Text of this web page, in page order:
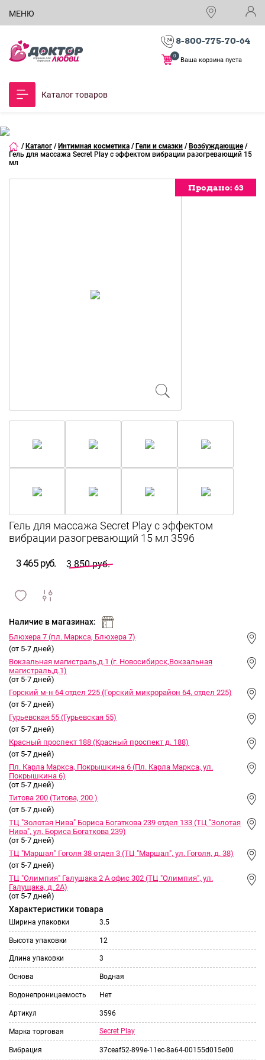
МЕНЮ
8-800-775-70-64
Ваша корзина пуста
0
Каталог товаров
/ Каталог / Интимная косметика / Гели и смазки / Возбуждающие /
Гель для массажа Secret Play с эффектом вибрации разогревающий 15
мл
Продано: 63
Продано: 63
Продано: 63
Продано: 63
Продано: 63
Продано: 63
Продано: 63
Продано: 63
3 465 руб. 3 850 руб.
и
Наличие в магазинах:
Блюхера 7 (пл. Маркса, Блюхера 7)
(от 5-7 дней)
Вокзальная магистраль,д.1 (г. Новосибирск,Вокзальная
магистраль,д.1)
(от 5-7 дней)
Горский м-н 64 отдел 225 (Горский микрорайон 64, отдел 225)
(от 5-7 дней)
Гурьевская 55 (Гурьевская 55)
(от 5-7 дней)
Красный проспект 188 (Красный проспект д. 188)
(от 5-7 дней)
Пл. Карла Маркса, Покрышкина 6 (Пл. Карла Маркса, ул.
Покрышкина 6)
(от 5-7 дней)
Титова 200 (Титова, 200 )
(от 5-7 дней)
ТЦ "Золотая Нива" Бориса Богаткова 239 отдел 133 (ТЦ "Золотая
Нива", ул. Бориса Богаткова 239)
(от 5-7 дней)
ТЦ "Маршал" Гоголя 38 отдел 3 (ТЦ "Маршал", ул. Гоголя, д. 38)
(от 5-7 дней)
ТЦ "Олимпия" Галущака 2 А офис 302 (ТЦ "Олимпия", ул.
Галущака, д. 2А)
(от 5-7 дней)
Характеристики товара
Ширина упаковки 3.5
Высота упаковки 12
Длина упаковки 3
Основа Водная
Водонепроницаемость Нет
Артикул 3596
Марка торговая Secret Play
Вибрация 37ceaf52-899e-11ec-8a64-00155d015e00